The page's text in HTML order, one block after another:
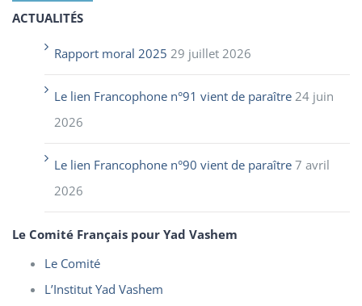
ACTUALITÉS
Rapport moral 2025 29 juillet 2026
Le lien Francophone n°91 vient de paraître 24 juin
2026
Le lien Francophone n°90 vient de paraître 7 avril
2026
Le Comité Français pour Yad Vashem
Le Comité
L’Institut Yad Vashem